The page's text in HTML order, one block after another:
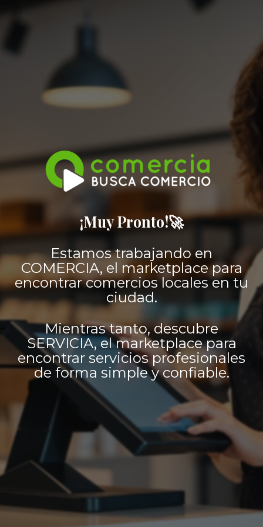
¡Muy Pronto!🚀
Estamos trabajando en
COMERCIA, el marketplace para
encontrar comercios locales en tu
ciudad.
Mientras tanto, descubre
SERVICIA, el marketplace para
encontrar servicios profesionales
de forma simple y confiable.